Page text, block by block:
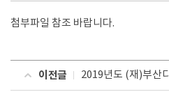
첨부파일 참조 바랍니다.
이전글 2019년도 (재)부산